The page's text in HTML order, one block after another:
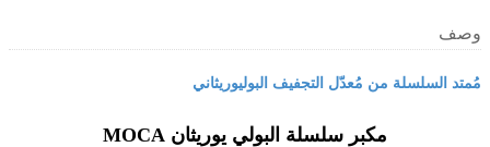
وصف
مُمتد السلسلة من مُعدّل التجفيف البوليوريثاني
مكبر سلسلة البولي يوريثان MOCA